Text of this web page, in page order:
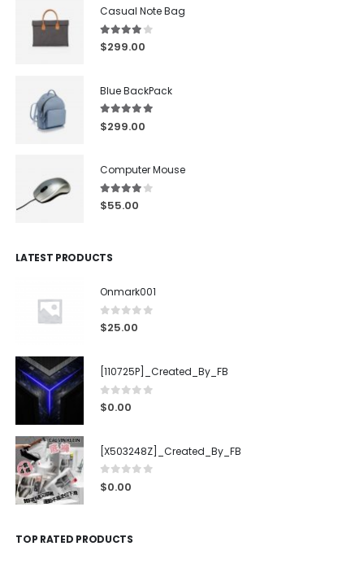
Casual Note Bag
4.00out of 5
$299.00
Blue BackPack
5.00out of 5
$299.00
Computer Mouse
4.00out of 5
$55.00
LATEST PRODUCTS
Onmark001
0out of 5
$25.00
[110725P]_Created_By_FB
0out of 5
$0.00
[X503248Z]_Created_By_FB
0 out of 5
$0.00
TOP RATED PRODUCTS